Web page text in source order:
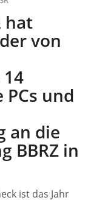
hat
von
und
an die
BBRZ in
ist das Jahr